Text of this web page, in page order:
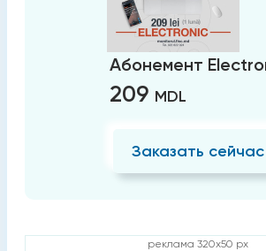
Абонемент
209 MDL
Заказать сейчас
реклама 320x50 px